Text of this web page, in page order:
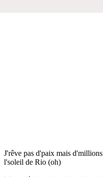
J'rêve pas d'paix mais
l'soleil de Rio (oh)